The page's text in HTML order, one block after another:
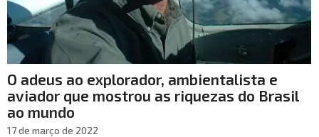
O adeus ao explorador, ambientalista e
aviador que mostrou as riquezas do Brasil
ao mundo
17 de março de 2022